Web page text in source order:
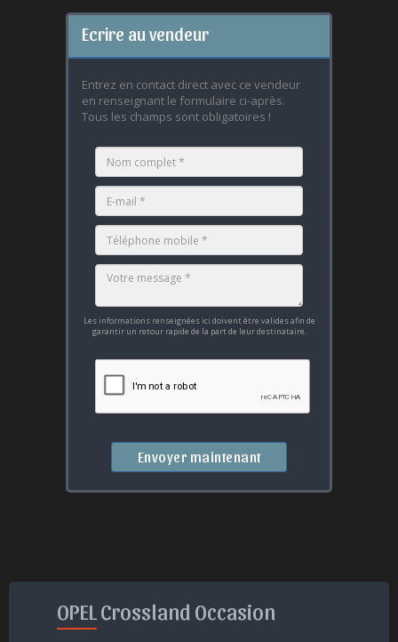
Ecrire au vendeur
Entrez en contact direct avec ce vendeur
en renseignant le formulaire ci-après.
Tous les champs sont obligatoires !
Les informations renseignées ici doivent être valides afin de
garantir un retour rapide de la part de leur destinataire.
Envoyer maintenant
OPEL Crossland Occasion